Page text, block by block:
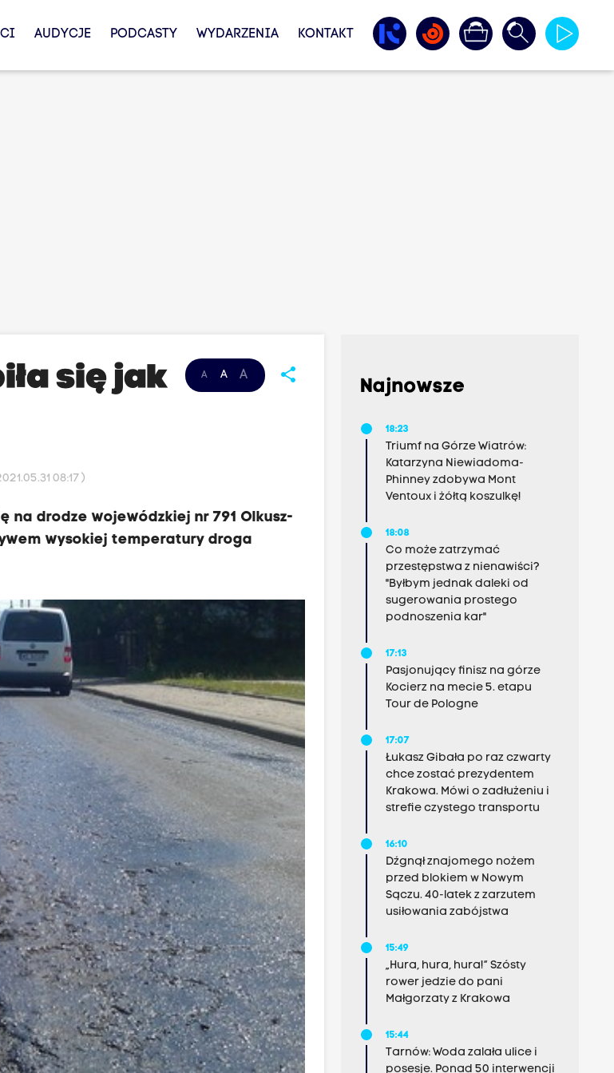
AUDYCJE PODCASTY WYDARZENIA KONTAKT
A A A share
się jak
08:17 )
na drodze wojewódzkiej nr 791 Olkusz-
wysokiej temperatury droga
Najnowsze
18:23
Triumf na Górze Wiatrów:
Katarzyna Niewiadoma-
Phinney zdobywa Mont
Ventoux i żółtą koszulkę!
18:08
Co może zatrzymać
przestępstwa z nienawiści?
"Byłbym jednak daleki od
sugerowania prostego
podnoszenia kar"
17:13
Pasjonujący finisz na górze
Kocierz na mecie 5. etapu
Tour de Pologne
17:07
Łukasz Gibała po raz czwarty
chce zostać prezydentem
Krakowa. Mówi o zadłużeniu i
strefie czystego transportu
16:10
Dźgnął znajomego nożem
przed blokiem w Nowym
Sączu. 40-latek z zarzutem
usiłowania zabójstwa
15:49
„Hura, hura, hura!” Szósty
rower jedzie do pani
Małgorzaty z Krakowa
15:44
Tarnów: Woda zalała ulice i
posesje. Ponad 50 interwencji